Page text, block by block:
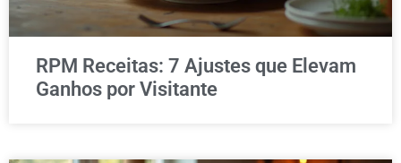
RPM Receitas: 7 Ajustes que Elevam
Ganhos por Visitante